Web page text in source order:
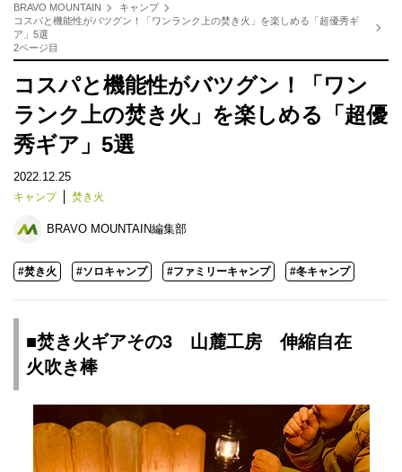
BRAVO MOUNTAIN
キャンプ
コスパと機能性がバツグン！「ワンランク上の焚き火」を楽しめる「超優秀ギ
ア」5選
2ページ目
コスパと機能性がバツグン！「ワン
ランク上の焚き火」を楽しめる「超優
秀ギア」5選
2022.12.25
キャンプ 焚き火
BRAVO MOUNTAIN編集部
#焚き火 #ソロキャンプ #ファミリーキャンプ #冬キャンプ
■焚き火ギアその3 山麓工房 伸縮自在
火吹き棒